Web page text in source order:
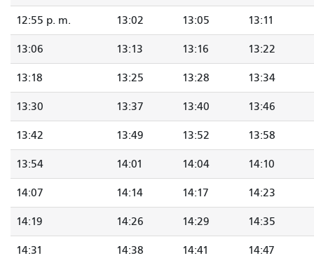
12:55 p. m. 13:02 13:05 13:11
13:06 13:13 13:16 13:22
13:18 13:25 13:28 13:34
13:30 13:37 13:40 13:46
13:42 13:49 13:52 13:58
13:54 14:01 14:04 14:10
14:07 14:14 14:17 14:23
14:19 14:26 14:29 14:35
14:31 14:38 14:41 14:47